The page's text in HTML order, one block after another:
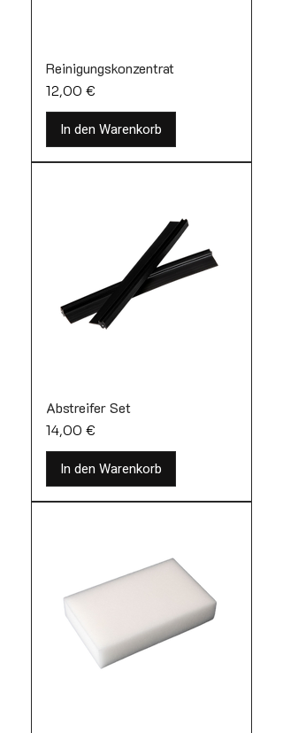
Reinigungskonzentrat
Preis
12,00 €
In den Warenkorb
Abstreifer Set
Preis
14,00 €
In den Warenkorb